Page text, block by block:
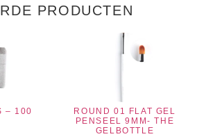
PRODUCTEN
– 100
ROUND 01 FLAT GEL
PENSEEL 9MM- THE
GELBOTTLE